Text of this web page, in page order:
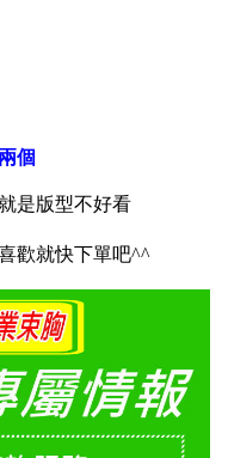
個
是版型不好看
歡就快下單吧^^